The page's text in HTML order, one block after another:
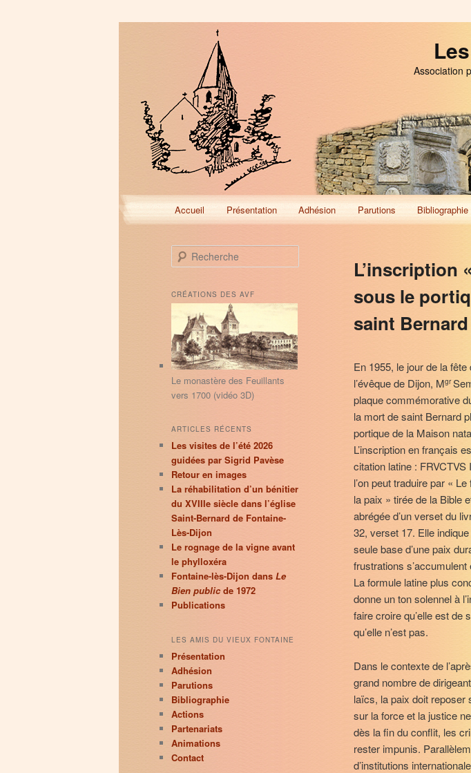
Association
Menu
principal
Aller
au
principal
Aller
au
secondaire
Accueil Présentation Adhésion Parutions Bibliographie
L’inscription
sous le
saint Bernard
En 1955, le jour de la
l’évêque de Dijon, Mgr
plaque commémorative
la mort de saint Bernard
portique de la Maison
L’inscription en français
citation latine :
l’on peut traduire par «
la paix » tirée de la Bible
abrégée d’un verset du
32, verset 17. Elle
seule base d’une paix
frustrations
La formule latine plus
donne un ton solennel à
faire croire qu’elle est de
qu’elle n’est pas.
Dans le contexte de
grand nombre de
laïcs, la paix doit reposer
sur la force et la justice
dès la fin du conflit, les
rester impunis.
d’institutions
e
h
e
h
e
CRÉATIONS DES AVF
Le monastère des Feuillants
vers 1700 (vidéo 3D)
ARTICLES RÉCENTS
Les visites de l’été 2026
guidées par Sigrid Pavèse
Retour en images
La réhabilitation d’un bénitier
du XVIIIe siècle dans l’église
Saint-Bernard de Fontaine-
Lès-Dijon
Le rognage de la vigne avant
le phylloxéra
Fontaine-lès-Dijon dans Le
Bien publicde 1972
Publications
LES AMIS DU VIEUX FONTAINE
Présentation
Adhésion
Parutions
Bibliographie
Actions
Partenariats
Animations
Contact